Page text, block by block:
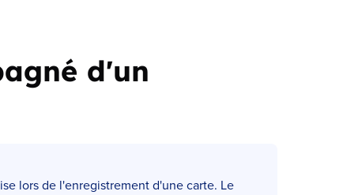
d'un
lors de l'enregistrement d'une carte. Le